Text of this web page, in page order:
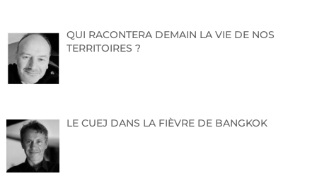
QUI RACONTERA DEMAIN LA VIE DE NOS
TERRITOIRES ?
LE CUEJ DANS LA FIÈVRE DE BANGKOK